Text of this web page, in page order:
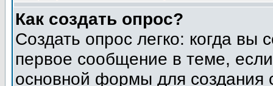
Как создать опрос?
Создать опрос легко: когда вы
первое сообщение в теме,
основной формы для